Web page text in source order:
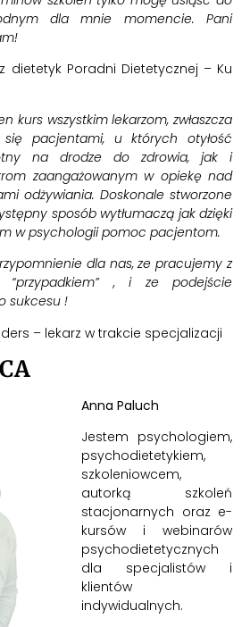
dla mnie momencie. Pani
dietetyk Poradni Dietetycznej – Ku
kurs wszystkim lekarzom, zwłaszcza
pacjentami, u których otyłość
na drodze do zdrowia, jak i
zaangażowanym w opiekę nad
odżywiania. Doskonale stworzone
sposób wytłumaczą jak dzięki
w psychologii pomoc pacjentom.
dla nas, ze pracujemy z
“przypadkiem” , i ze podejście
sukcesu !
– lekarz w trakcie specjalizacji
Anna Paluch
Jestem psychologiem,
psychodietetykiem,
szkoleniowcem,
autorką szkoleń
stacjonarnych oraz e-
kursów i webinarów
psychodietetycznych
dla specjalistów i
klientów
indywidualnych.